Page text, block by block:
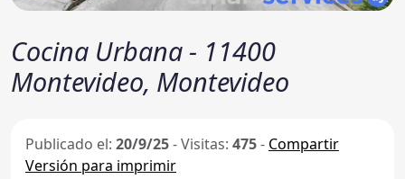
Cocina Urbana - 11400
Montevideo, Montevideo
Publicado el: 20/9/25-Visitas: 475- Compartir
Versión para imprimir